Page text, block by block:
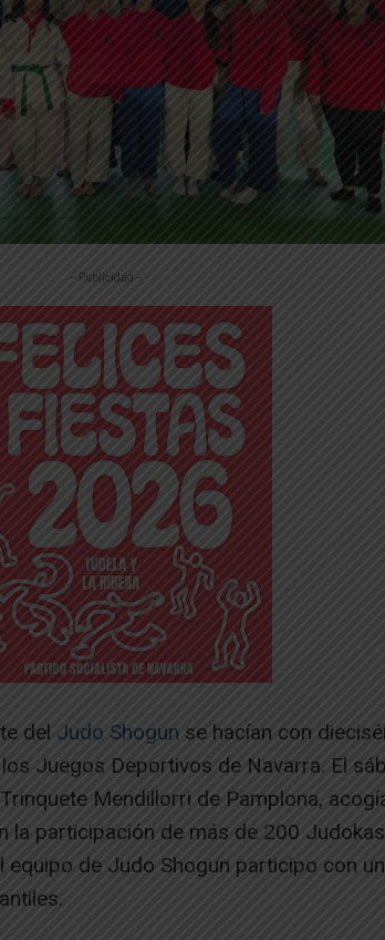
-- Publicidad --
del Judo Shogun se hacían con
Juegos Deportivos de Navarra. El
Mendillorri de Pamplona,
la participación de más de 200
equipo de Judo Shogun participo con